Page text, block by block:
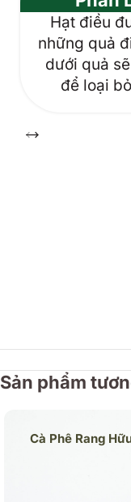
Hạt điều
những quả
dưới quả
để loại
Sản phẩm
Cà Phê Rang